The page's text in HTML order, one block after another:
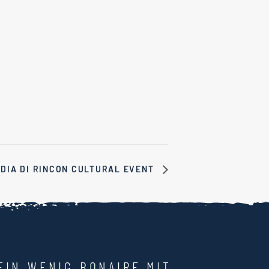
DIA DI RINCON CULTURAL EVENT